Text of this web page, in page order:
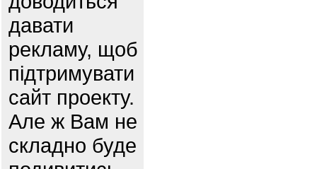
давати
рекламу, щоб
підтримувати
сайт проекту.
Але ж Вам не
складно буде